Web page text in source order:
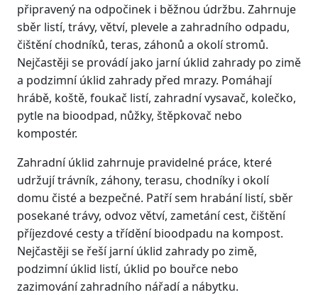
připravený na odpočinek i běžnou údržbu. Zahrnuje
sběr listí, trávy, větví, plevele a zahradního odpadu,
čištění chodníků, teras, záhonů a okolí stromů.
Nejčastěji se provádí jako jarní úklid zahrady po zimě
a podzimní úklid zahrady před mrazy. Pomáhají
hrábě, koště, foukač listí, zahradní vysavač, kolečko,
pytle na bioodpad, nůžky, štěpkovač nebo
kompostér.
Zahradní úklid zahrnuje pravidelné práce, které
udržují trávník, záhony, terasu, chodníky i okolí
domu čisté a bezpečné. Patří sem hrabání listí, sběr
posekané trávy, odvoz větví, zametání cest, čištění
příjezdové cesty a třídění bioodpadu na kompost.
Nejčastěji se řeší jarní úklid zahrady po zimě,
podzimní úklid listí, úklid po bouřce nebo
zazimování zahradního nářadí a nábytku.